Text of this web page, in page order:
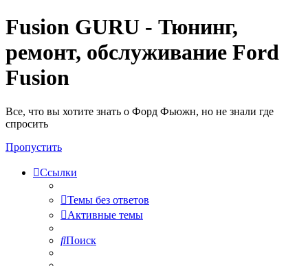
Fusion GURU - Тюнинг,
ремонт, обслуживание Ford
Fusion
Все, что вы хотите знать о Форд Фьюжн, но не знали где
спросить
Пропустить
Ссылки
Темы без ответов
Активные темы
Поиск